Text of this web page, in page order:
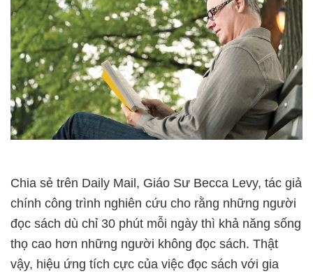
Chia sẻ trên Daily Mail, Giáo Sư Becca Levy, tác giả
chính công trình nghiên cứu cho rằng những người
đọc sách dù chỉ 30 phút mỗi ngày thì khả năng sống
thọ cao hơn những người không đọc sách. Thật
vậy, hiệu ứng tích cực của việc đọc sách với gia